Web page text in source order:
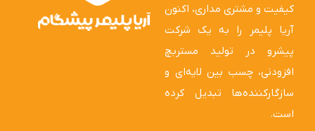
کیفیت و مشتری مداری، اکنون
آریا پلیمر را به یک شرکت
پیشرو در تولید مستربچ
افزودنی، چسب بین لایه‌ای و
سازگارکننده‌ها تبدیل کرده
است.